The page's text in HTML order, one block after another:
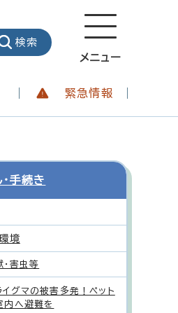
メニュー
緊急情報
手続き
境
・害虫等
イグマの被害多発！ペット
内へ避難を